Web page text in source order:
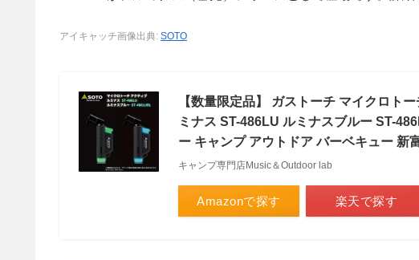
アイキャッチ画像出典: SOTO
【数量限定品】 ガストーチ マイクロト
ミナス ST-486LU ルミナスブルー ST-
ー キャンプ アウトドア バーベキュー 新
キャンプ専門店Music＆Outdoor lab
Amazonで探す 楽天で探す